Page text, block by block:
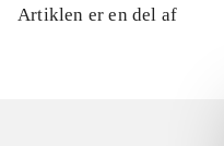
Artiklen er en del af